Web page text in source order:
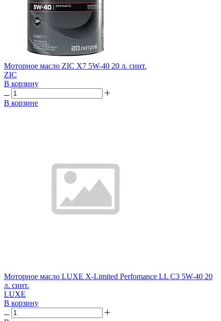
Моторное масло ZIC X7 5W-40 20 л. синт.
ZIC
В корзину
В корзине
Моторное масло LUXE X-Limited Perfomance LL C3 5W-40 20
л. синт.
LUXE
В корзину